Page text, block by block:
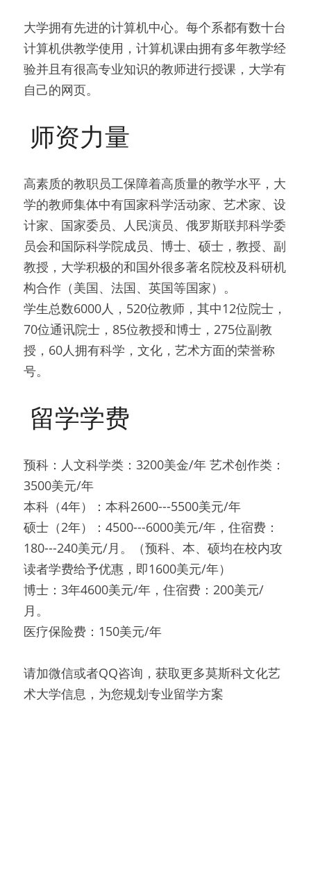
大学拥有先进的计算机中心。每个系都有数十台
计算机供教学使用，计算机课由拥有多年教学经
验并且有很高专业知识的教师进行授课，大学有
自己的网页。
师资力量
高素质的教职员工保障着高质量的教学水平，大
学的教师集体中有国家科学活动家、艺术家、设
计家、国家委员、人民演员、俄罗斯联邦科学委
员会和国际科学院成员、博士、硕士，教授、副
教授，大学积极的和国外很多著名院校及科研机
构合作（美国、法国、英国等国家）。
学生总数6000人，520位教师，其中12位院士，
70位通讯院士，85位教授和博士，275位副教
授，60人拥有科学，文化，艺术方面的荣誉称
号。
留学学费
预科：人文科学类：3200美金/年 艺术创作类：
3500美元/年
本科（4年）：本科2600---5500美元/年
硕士（2年）：4500---6000美元/年，住宿费：
180---240美元/月。（预科、本、硕均在校内攻
读者学费给予优惠，即1600美元/年）
博士：3年4600美元/年，住宿费：200美元/
月。
医疗保险费：150美元/年
请加微信或者QQ咨询，获取更多莫斯科文化艺
术大学信息，为您规划专业留学方案